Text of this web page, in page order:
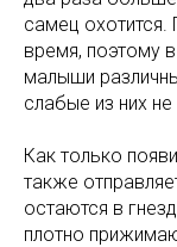
самец охотится.
время, поэтому
малыши
слабые из них
Как только
также
остаются в
плотно